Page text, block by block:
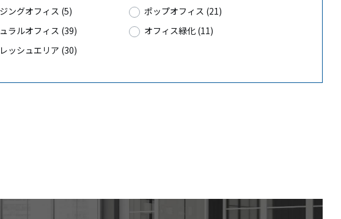
ングオフィス (5)
ポップオフィス (21)
ラルオフィス (39)
オフィス緑化 (11)
ッシュエリア (30)